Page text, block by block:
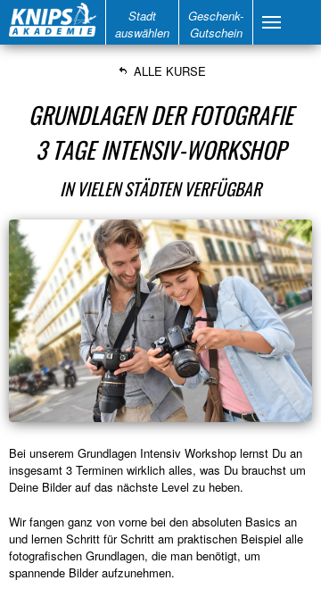
Stadt
auswählen
Geschenk-
Gutschein
ALLE KURSE
GRUNDLAGEN DER FOTOGRAFIE
3 TAGE INTENSIV-WORKSHOP
IN VIELEN STÄDTEN VERFÜGBAR
Bei unserem Grundlagen Intensiv Workshop lernst Du an
insgesamt 3 Terminen wirklich alles, was Du brauchst um
Deine Bilder auf das nächste Level zu heben.
Wir fangen ganz von vorne bei den absoluten Basics an
und lernen Schritt für Schritt am praktischen Beispiel alle
fotografischen Grundlagen, die man benötigt, um
spannende Bilder aufzunehmen.